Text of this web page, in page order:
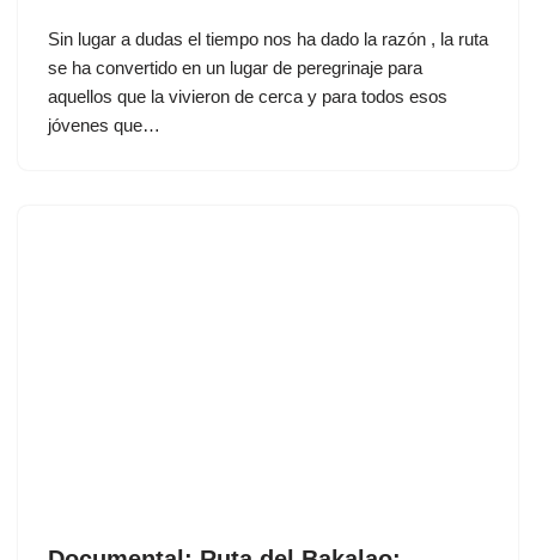
Sin lugar a dudas el tiempo nos ha dado la razón , la ruta
se ha convertido en un lugar de peregrinaje para
aquellos que la vivieron de cerca y para todos esos
jóvenes que…